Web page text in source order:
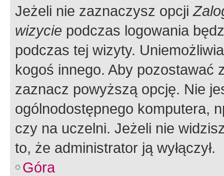
Jeżeli nie zaznaczysz opcji
wizycie podczas logowania
podczas tej wizyty.
kogoś innego. Aby pozostawać
zaznacz powyższą opcję. Nie
ogólnodostępnego komputera,
czy na uczelni. Jeżeli nie
to, że administrator ją wyłączył.
Góra